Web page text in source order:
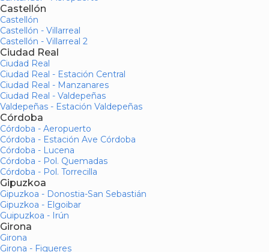
Castellón
Castellón
Castellón - Villarreal
Castellón - Villarreal 2
Ciudad Real
Ciudad Real
Ciudad Real - Estación Central
Ciudad Real - Manzanares
Ciudad Real - Valdepeñas
Valdepeñas - Estación Valdepeñas
Córdoba
Córdoba - Aeropuerto
Córdoba - Estación Ave Córdoba
Córdoba - Lucena
Córdoba - Pol. Quemadas
Córdoba - Pol. Torrecilla
Gipuzkoa
Gipuzkoa - Donostia-San Sebastián
Gipuzkoa - Elgoibar
Guipuzkoa - Irún
Girona
Girona
Girona - Figueres